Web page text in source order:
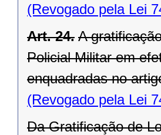
(Revogado pela Lei
Art. 24. A
Policial Militar em
enquadradas no
(Revogado pela Lei
Da Gratificação de